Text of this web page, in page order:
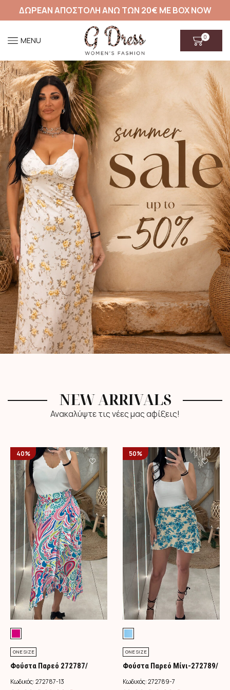
ΔΩΡΕΑΝ ΑΠΟΣΤΟΛΗ ΑΝΩ ΤΩΝ 20€ ΜΕ BOX NOW
MENU 0
NEW ARRIVALS
Ανακαλύψτε τις νέες μας αφίξεις!
40%
ONE SIZE
Φούστα Παρεό 272787/
Φούξια
Κωδικός:272787-13
50%
ONE SIZE
Φούστα Παρεό Μίνι-272789/
Τιρκουάζ
Κωδικός:272789-7